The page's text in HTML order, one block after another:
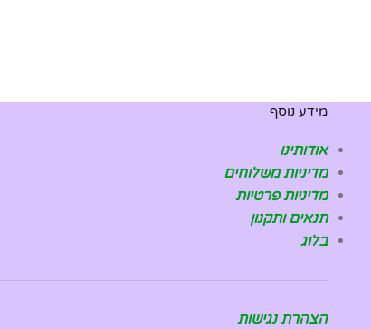
מידע נוסף
אודותינו
מדיניות משלוחים
מדיניות פרטיות
תנאים ותקנון
בלוג
הצהרת נגישות